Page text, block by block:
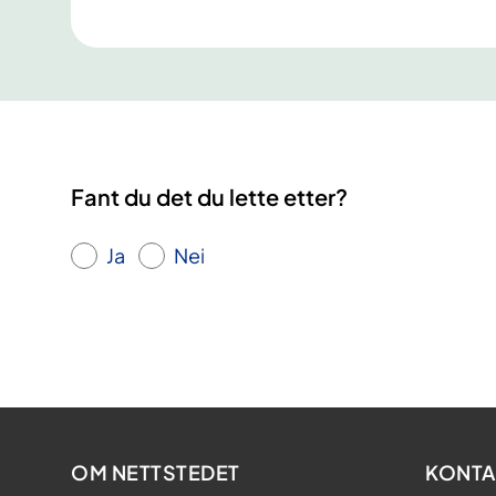
Fant du det du lette etter?
Ja Nei
OM NETTSTEDET